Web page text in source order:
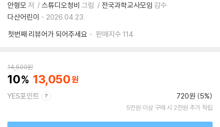
안형모 저 스튜디오청비 그림 전국과학교사모임 감수
다산어린이
2026.04.23.
첫번째 리뷰어가 되어주세요
판매지수 114
14,500원
10 13,050
YES포인트 720원 (5%)
5만원 이상 구매 시 2천원 추가 적립